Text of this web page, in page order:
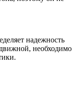
надежность
необходимо